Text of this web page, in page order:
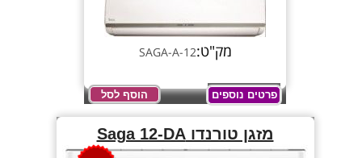
מק"ט:SAGA-A-12
פרטים נוספים הוסף לסל
מזגן טורנדו Saga 12-DA